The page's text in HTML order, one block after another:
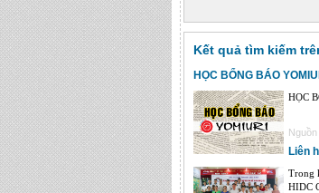
Kết quả tìm kiếm
HỌC BỔNG BÁO
HỌC
Nguồn
Liên
Trong
HIDC